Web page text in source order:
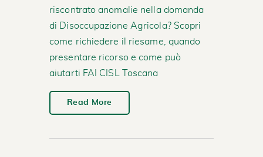
riscontrato anomalie nella domanda
di Disoccupazione Agricola? Scopri
come richiedere il riesame, quando
presentare ricorso e come può
aiutarti FAI CISL Toscana
Read More